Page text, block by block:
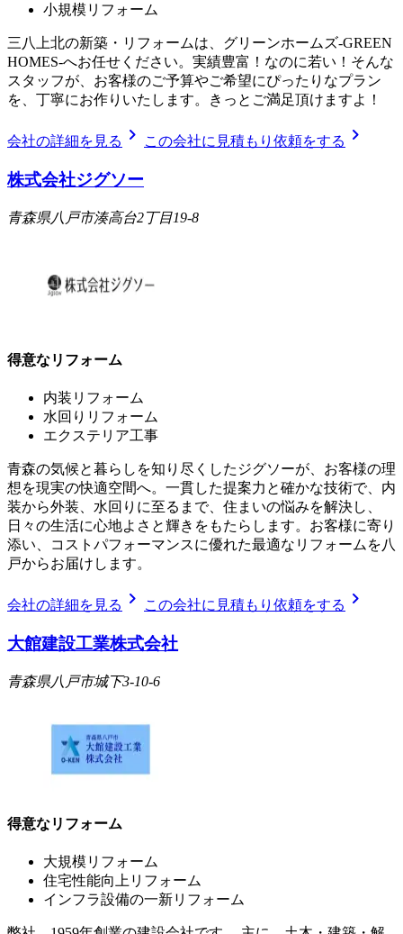
小規模リフォーム
三八上北の新築・リフォームは、グリーンホームズ‐GREEN
HOMES‐へお任せください。実績豊富！なのに若い！そんな
スタッフが、お客様のご予算やご希望にぴったりなプラン
を、丁寧にお作りいたします。きっとご満足頂けますよ！
会社の詳細を見る chevron_right この会社に見積もり依頼をする chevron_right
株式会社ジグソー
青森県八戸市湊高台2丁目19-8
得意なリフォーム
内装リフォーム
水回りリフォーム
エクステリア工事
青森の気候と暮らしを知り尽くしたジグソーが、お客様の理
想を現実の快適空間へ。一貫した提案力と確かな技術で、内
装から外装、水回りに至るまで、住まいの悩みを解決し、
日々の生活に心地よさと輝きをもたらします。お客様に寄り
添い、コストパフォーマンスに優れた最適なリフォームを八
戸からお届けします。
会社の詳細を見る chevron_right この会社に見積もり依頼をする chevron_right
大館建設工業株式会社
青森県八戸市城下3-10-6
得意なリフォーム
大規模リフォーム
住宅性能向上リフォーム
インフラ設備の一新リフォーム